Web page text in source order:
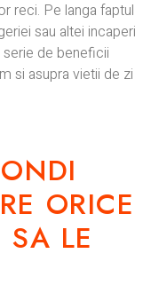
reci. Pe langa faptul
sau altei incaperi
de beneficii
si asupra vietii de zi
ORICE
SA LE